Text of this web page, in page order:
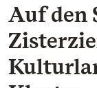
Auf den